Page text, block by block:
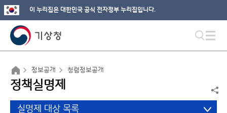
이 누리집은 대한민국 공식 전자정부 누리집입니다.
정보공개 청렴정보공개
정책실명제
실명제 대상 목록